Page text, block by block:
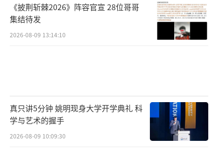
《披荆斩棘2026》阵容官宣 28位哥哥
集结待发
2026-08-09 13:14:10
真只讲5分钟 姚明现身大学开学典礼 科
学与艺术的握手
2026-08-09 10:09:30